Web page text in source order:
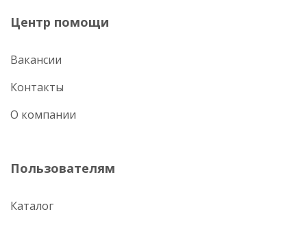
Центр помощи
Вакансии
Контакты
О компании
Пользователям
Каталог